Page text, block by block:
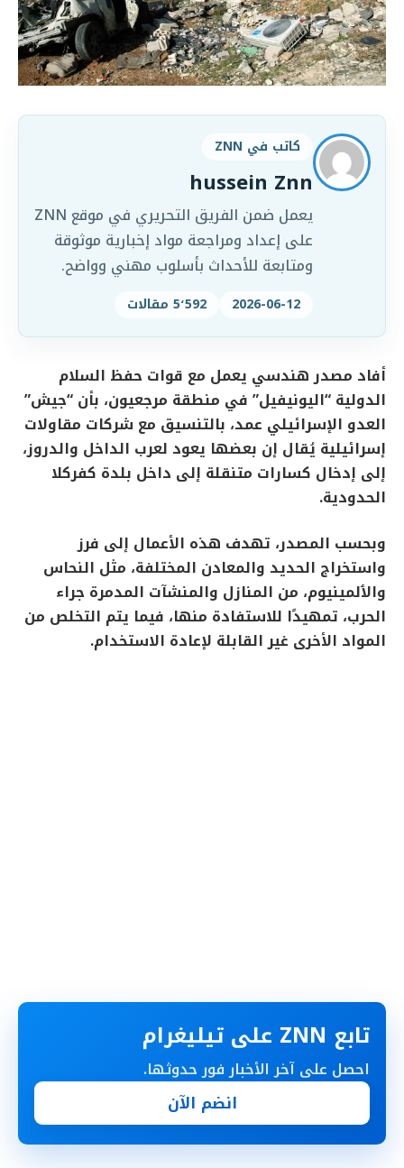
كاتب في ZNN
hussein Znn
يعمل ضمن الفريق التحريري في موقع ZNN
على إعداد ومراجعة مواد إخبارية موثوقة
ومتابعة للأحداث بأسلوب مهني وواضح.
2026-06-12 5٬592 مقالات
أفاد مصدر هندسي يعمل مع قوات حفظ السلام
الدولية “اليونيفيل” في منطقة مرجعيون، بأن “جيش”
العدو الإسرائيلي عمد، بالتنسيق مع شركات مقاولات
إسرائيلية يُقال إن بعضها يعود لعرب الداخل والدروز،
إلى إدخال كسارات متنقلة إلى داخل بلدة كفركلا
الحدودية.
وبحسب المصدر، تهدف هذه الأعمال إلى فرز
واستخراج الحديد والمعادن المختلفة، مثل النحاس
والٲلمينيوم، من المنازل والمنشآت المدمرة جراء
الحرب، تمهيدًا للاستفادة منها، فيما يتم التخلص من
المواد الأخرى غير القابلة لإعادة الاستخدام.
تابع ZNN على تيليغرام
احصل على آخر الأخبار فور حدوثها.
انضم الآن